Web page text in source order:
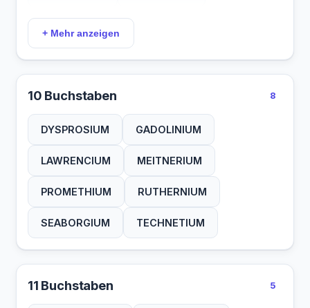
PLUTONIUM
YTTERBIUM ZIRCONIUM
+ Mehr anzeigen
10 Buchstaben 8
DYSPROSIUM GADOLINIUM
LAWRENCIUM MEITNERIUM
PROMETHIUM RUTHERNIUM
SEABORGIUM TECHNETIUM
11 Buchstaben 5